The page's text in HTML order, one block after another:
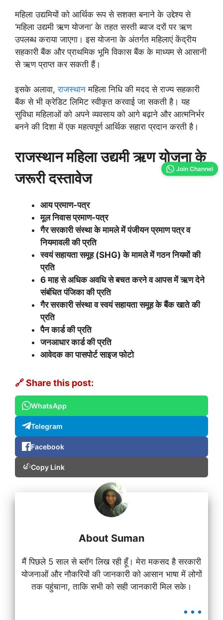
महिला उद्यमियों को आर्थिक रूप से सशक्त बनाने के उद्देश्य से
‘महिला उद्यमी ऋण योजना’ के तहत सस्ती ब्याज दरों पर ऋण
उपलब्ध कराया जाएगा। इस योजना के अंतर्गत महिलाएं केंद्रीय
सहकारी बैंक और प्राथमिक भूमि विकास बैंक के माध्यम से आसानी
से ऋण प्राप्त कर सकती हैं।
इसके अलावा,राजस्थान महिला निधि की मदद से राज्य सहकारी
बैंक से भी क्रेडिट लिमिट स्वीकृत करवाई जा सकती है। यह
सुविधा महिलाओं को अपने व्यवसाय को आगे बढ़ाने और आत्मनिर्भर
बनने की दिशा में एक महत्वपूर्ण आर्थिक सहारा प्रदान करती है।
राजस्थान महिला उद्यमी ऋण योजना के
जरूरी दस्तावेज
आय प्रमाण-पत्र
मूल निवास प्रमाण-पत्र
गैर सरकारी संस्था के मामले में पंजीयन प्रमाण पत्र व
नियमावली की प्रति
स्वयं सहायता समूह (SHG) के मामले में गठन नियमों की
प्रति
6 माह से अधिक अवधि से बचत करने व आपस में ऋण देने
संबंधित पंजिका की प्रति
गैर सरकारी संस्था व स्वयं सहायता समूह के बैंक खाते की
प्रति
पैन कार्ड की प्रति
जनआधार कार्ड की प्रति
आवेदक का पासपोर्ट साइज फोटो
🔗 Share this post:
WhatsApp
Telegram
Facebook
Copy Link
About Suman
मैं पिछले 5 साल से ब्लॉग लिख रही हूँ। मेरा मकसद है सरकारी
योजनाओं और नौकरियों की जानकारी को आसान भाषा में लोगों
तक पहुंचाना, ताकि सभी को सही जानकारी मिल सके।
...
Join Channel